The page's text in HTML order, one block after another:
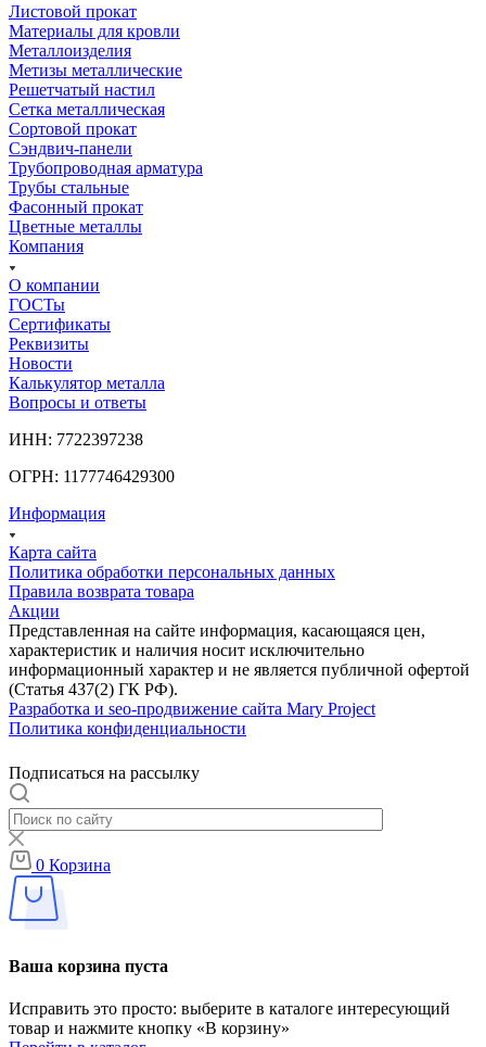
Листовой прокат
Материалы для кровли
Металлоизделия
Метизы металлические
Решетчатый настил
Сетка металлическая
Сортовой прокат
Сэндвич-панели
Трубопроводная арматура
Трубы стальные
Фасонный прокат
Цветные металлы
Компания
О компании
ГОСТы
Сертификаты
Реквизиты
Новости
Калькулятор металла
Вопросы и ответы
ИНН: 7722397238
ОГРН: 1177746429300
Информация
Карта сайта
Политика обработки персональных данных
Правила возврата товара
Акции
Представленная на сайте информация, касающаяся цен,
характеристик и наличия носит исключительно
информационный характер и не является публичной офертой
(Статья 437(2) ГК РФ).
Разработка и seo-продвижение сайта Mary Project
Политика конфиденциальности
Подписаться на рассылку
0 Корзина
Ваша корзина пуста
Исправить это просто: выберите в каталоге интересующий
товар и нажмите кнопку «В корзину»